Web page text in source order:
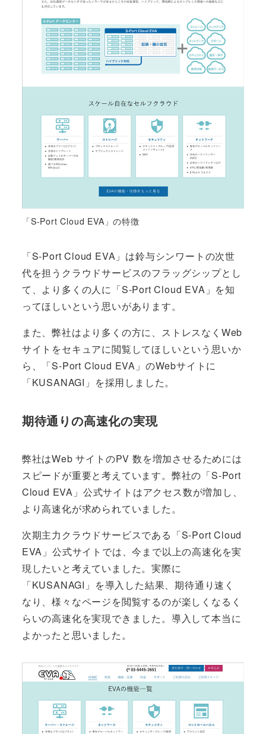
「S-Port Cloud EVA」の特徴
「S-Port Cloud EVA」は鈴与シンワートの次世
代を担うクラウドサービスのフラッグシップとし
て、より多くの人に「S-Port Cloud EVA」を知
ってほしいという思いがあります。
また、弊社はより多くの方に、ストレスなくWeb
サイトをセキュアに閲覧してほしいという思いか
ら、「S-Port Cloud EVA」のWebサイトに
「KUSANAGI」を採用しました。
期待通りの高速化の実現
弊社はWeb サイトのPV 数を増加させるためには
スピードが重要と考えています。弊社の「S-Port
Cloud EVA」公式サイトはアクセス数が増加し、
より高速化が求められていました。
次期主力クラウドサービスである「S-Port Cloud
EVA」公式サイトでは、今まで以上の高速化を実
現したいと考えていました。実際に
「KUSANAGI」を導入した結果、期待通り速く
なり、様々なページを閲覧するのが楽しくなるく
らいの高速化を実現できました。導入して本当に
よかったと思いました。